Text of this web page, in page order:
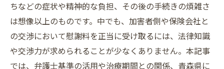
ちなどの症状や精神的な負担、その後の手続きの煩雑さ
は想像以上のものです。中でも、加害者側や保険会社と
の交渉において慰謝料を正当に受け取るには、法律知識
や交渉力が求められることが少なくありません。本記事
では、弁護士基準の活用や治療期間との関係、青森県に